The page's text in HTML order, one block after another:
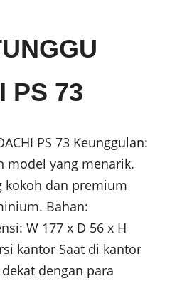
PS 73
PS 73 Keunggulan:
model yang menarik.
kokoh dan premium
Bahan:
W 177 x D 56 x H
kantor Saat di kantor
dengan para